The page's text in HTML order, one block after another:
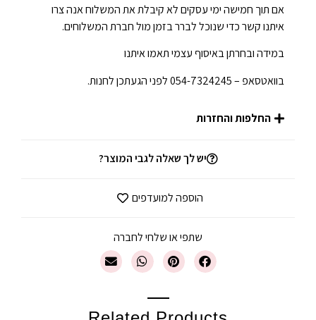
אם תוך חמישה ימי עסקים לא קיבלת את המשלוח אנה צרו
איתנו קשר כדי שנוכל לברר בזמן מול חברת המשלוחים.
במידה ובחרתן באיסוף עצמי תאמו איתנו
בוואטסאפ – 054-7324245 לפני הגעתכן לחנות.
החלפות והחזרות
יש לך שאלה לגבי המוצר?
הוספה למועדפים
שתפי או שלחי לחברה